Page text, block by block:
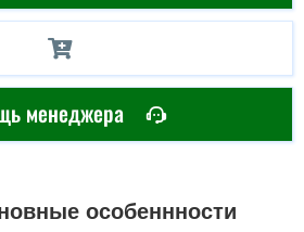
менеджера
особеннности